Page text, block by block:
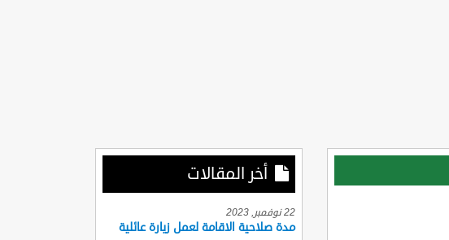
أخر المقالات
22 نوفمبر, 2023
مدة صلاحية الاقامة لعمل زيارة عائلية